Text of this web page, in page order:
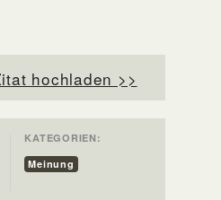
hochladen >>
KATEGORIEN:
Meinung